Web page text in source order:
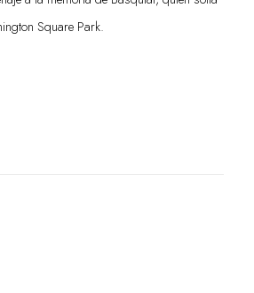
Square Park.